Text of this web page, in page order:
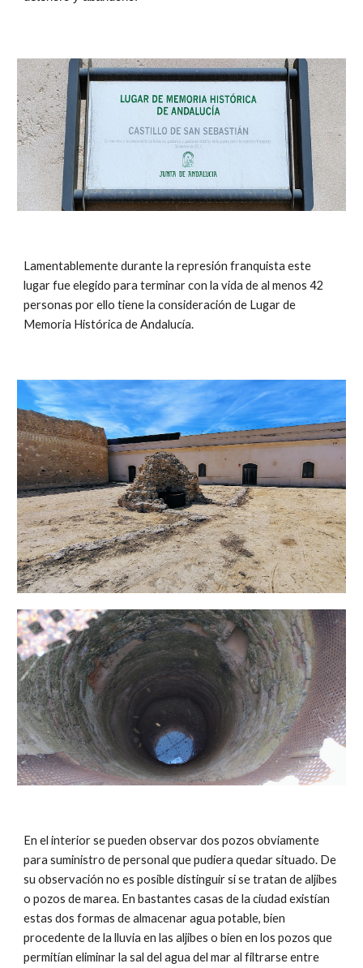
Lamentablemente durante la represión franquista este
lugar fue elegido para terminar con la vida de al menos 42
personas por ello tiene la consideración de Lugar de
Memoria Histórica de Andalucía.
En el interior se pueden observar dos pozos obviamente
para suministro de personal que pudiera quedar situado. De
su observación no es posible distinguir si se tratan de aljibes
o pozos de marea. En bastantes casas de la ciudad existían
estas dos formas de almacenar agua potable, bien
procedente de la lluvia en las aljibes o bien en los pozos que
permitían eliminar la sal del agua del mar al filtrarse entre